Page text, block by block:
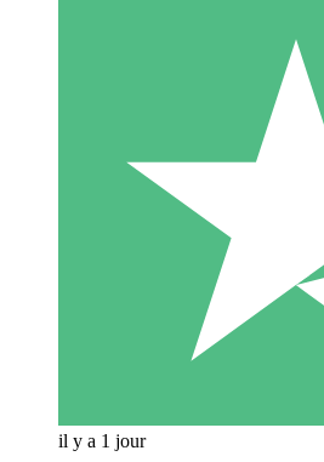
il y a 1 jour